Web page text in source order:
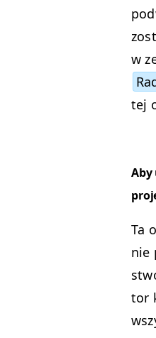
w
tej
Aby
Ta
nie
tor